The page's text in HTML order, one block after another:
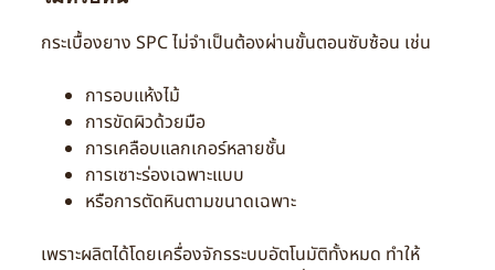
กระเบื้องยาง SPC ไม่จำเป็นต้องผ่านขั้นตอนซับซ้อน เช่น
การอบแห้งไม้
การขัดผิวด้วยมือ
การเคลือบแลกเกอร์หลายชั้น
การเซาะร่องเฉพาะแบบ
หรือการตัดหินตามขนาดเฉพาะ
เพราะผลิตได้โดยเครื่องจักรระบบอัตโนมัติทั้งหมด ทำให้